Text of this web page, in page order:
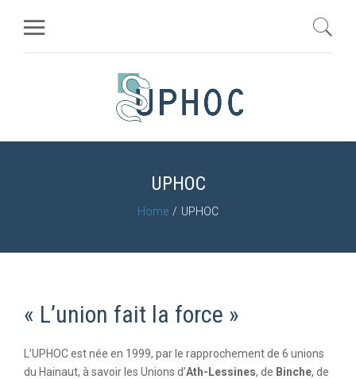
UPHOC
Home UPHOC
« L’union fait la force »
L’UPHOC est née en 1999, par le rapprochement de 6 unions
du Hainaut, à savoir les Unions d’Ath-Lessines, de Binche, de